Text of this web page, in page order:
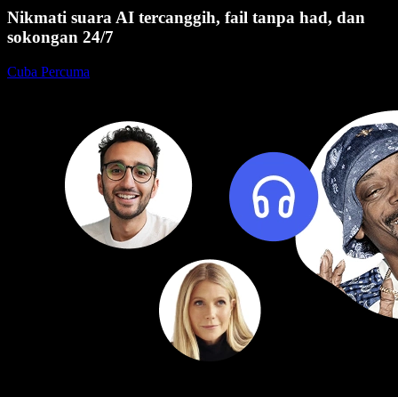
Nikmati suara AI tercanggih, fail tanpa had, dan
sokongan 24/7
Cuba Percuma